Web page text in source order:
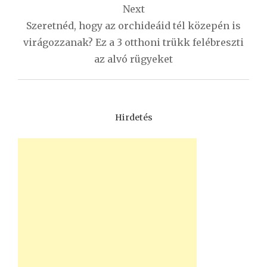
Next
Szeretnéd, hogy az orchideáid tél közepén is
virágozzanak? Ez a 3 otthoni trükk felébreszti
az alvó rügyeket
Hirdetés